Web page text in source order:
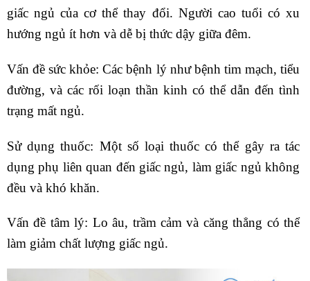
giấc ngủ của cơ thể thay đổi. Người cao tuổi có xu
hướng ngủ ít hơn và dễ bị thức dậy giữa đêm.
Vấn đề sức khỏe: Các bệnh lý như bệnh tim mạch, tiểu
đường, và các rối loạn thần kinh có thể dẫn đến tình
trạng mất ngủ.
Sử dụng thuốc: Một số loại thuốc có thể gây ra tác
dụng phụ liên quan đến giấc ngủ, làm giấc ngủ không
đều và khó khăn.
Vấn đề tâm lý: Lo âu, trầm cảm và căng thẳng có thể
làm giảm chất lượng giấc ngủ.